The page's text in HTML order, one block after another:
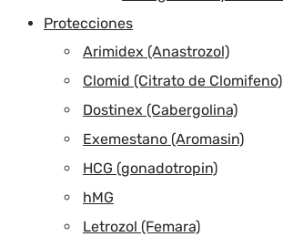
Protecciones
Arimidex (Anastrozol)
Clomid (Citrato de Clomifeno)
Dostinex (Cabergolina)
Exemestano (Aromasin)
HCG (gonadotropin)
hMG
Letrozol (Femara)